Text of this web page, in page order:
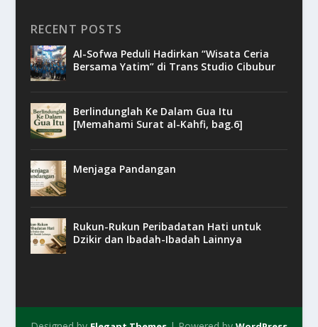
RECENT POSTS
Al-Sofwa Peduli Hadirkan “Wisata Ceria
Bersama Yatim” di Trans Studio Cibubur
Berlindunglah Ke Dalam Gua Itu
[Memahami Surat al-Kahfi, bag.6]
Menjaga Pandangan
Rukun-Rukun Peribadatan Hati untuk
Dzikir dan Ibadah-Ibadah Lainnya